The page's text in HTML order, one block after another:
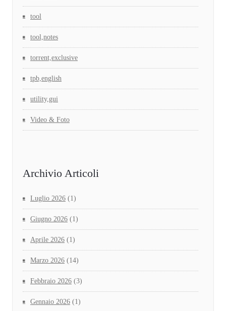
tool
tool,notes
torrent,exclusive
tpb,english
utility,gui
Video & Foto
Archivio Articoli
Luglio 2026 (1)
Giugno 2026 (1)
Aprile 2026 (1)
Marzo 2026 (14)
Febbraio 2026 (3)
Gennaio 2026 (1)